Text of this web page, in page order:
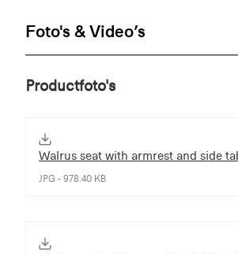
Foto's & Video’s
Productfoto's
Walrus seat with armrest and side
JPG - 978.40 KB